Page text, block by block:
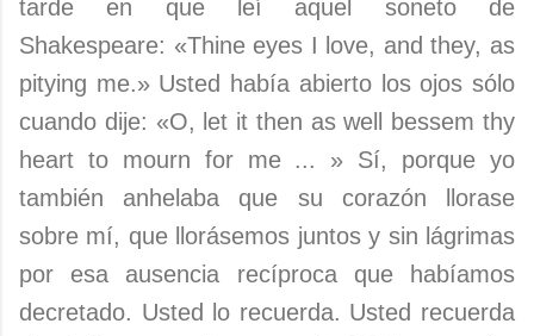
tarde en que leí aquel soneto de
Shakespeare: «Thine eyes I love, and they, as
pitying me.» Usted había abierto los ojos sólo
cuando dije: «O, let it then as well bessem thy
heart to mourn for me ... » Sí, porque yo
también anhelaba que su corazón llorase
sobre mí, que llorásemos juntos y sin lágrimas
por esa ausencia recíproca que habíamos
decretado. Usted lo recuerda. Usted recuerda